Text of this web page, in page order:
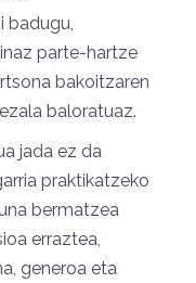
badugu,
parte-hartze
bakoitzaren
baloratuaz.
jada ez da
praktikatzeko
bermatzea
erraztea,
generoa eta